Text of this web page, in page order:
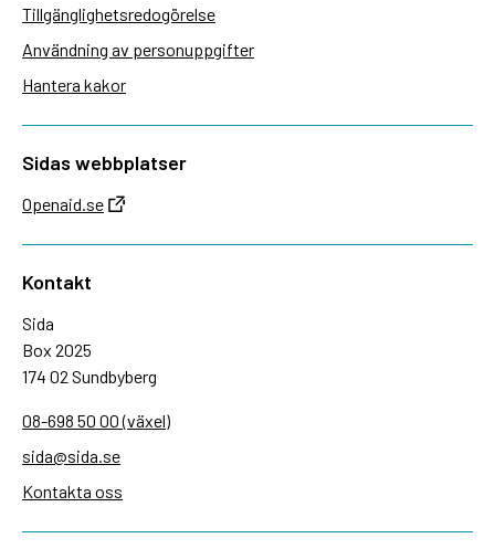
Tillgänglighetsredogörelse
Användning av personuppgifter
Hantera kakor
Sidas webbplatser
Openaid.se
Kontakt
Sida
Box 2025
174 02 Sundbyberg
08-698 50 00 (växel)
sida@sida.se
Kontakta oss